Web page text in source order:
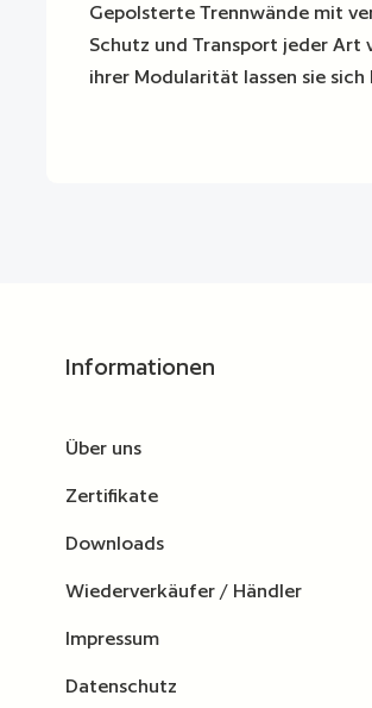
Gepolsterte Trennwände mit
Schutz und Transport jeder Art
ihrer Modularität lassen sie
Informationen
Über uns
Zertifikate
Downloads
Wiederverkäufer / Händler
Impressum
Datenschutz